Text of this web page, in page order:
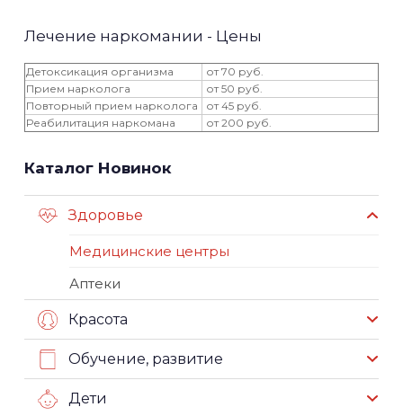
Лечение наркомании - Цены
Детоксикация организма
от 70 руб.
Прием нарколога
от 50 руб.
Повторный прием нарколога
от 45 руб.
Реабилитация наркомана
от 200 руб.
Каталог Новинок
Здоровье
Медицинские центры
Аптеки
Красота
Обучение, развитие
Дети